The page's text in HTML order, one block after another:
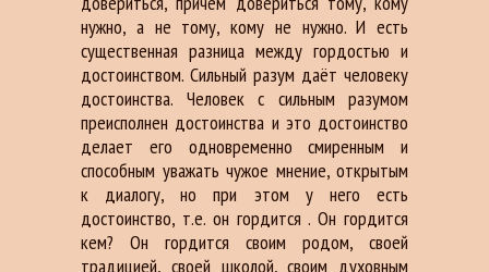
нужно, а не тому, кому не нужно. И есть
существенная разница между гордостью и
достоинством. Сильный разум даёт человеку
достоинства. Человек с сильным разумом
преисполнен достоинства и это достоинство
делает его одновременно смиренным и
способным уважать чужое мнение, открытым
к диалогу, но при этом у него есть
достоинство, т.е. он гордится . Он гордится
кем? Он гордится своим родом, своей
традицией, своей школой, своим духовным